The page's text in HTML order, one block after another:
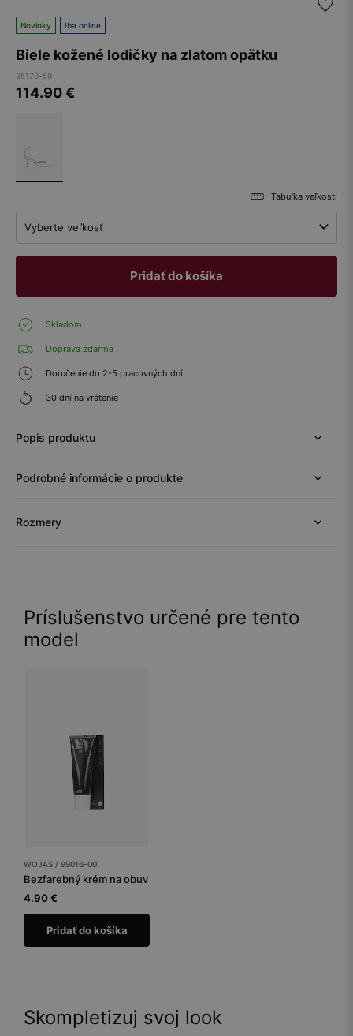
Novinky Iba online
Biele kožené lodičky na zlatom opätku
35170-59
114.90€
Tabuľka veľkostí
Vyberte veľkosť
Pridať do košíka
Skladom
Doprava zdarma
Doručenie do 2-5 pracovných dní
30 dní na vrátenie
Popis produktu
Podrobné informácie o produkte
Rozmery
Príslušenstvo určené pre tento
model
WOJAS / 99016-00
Bezfarebný krém na obuv
4.90 €
Pridať do košíka
Skompletizuj svoj look